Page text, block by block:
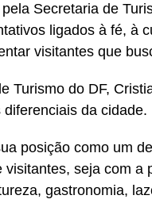
Secretaria de
ligados à fé, à
visitantes que
Turismo do DF,
da cidade.
posição como um
visitantes, seja com
gastronomia,